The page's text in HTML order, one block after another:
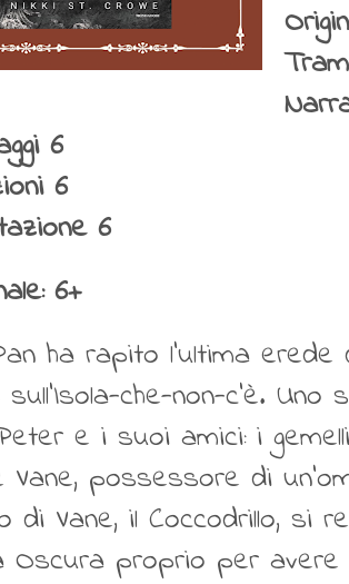
6
6
6
6+
ha rapito l’ultima erede
che-non-c’è.
e i suoi amici: i
possessore di
di Vane, il Coccodrillo, si
Oscura proprio per